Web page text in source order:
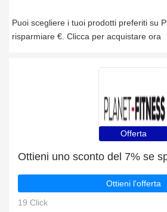
Puoi scegliere i tuoi prodotti preferiti su
risparmiare €. Clicca per acquistare ora
Offerta
Ottieni uno sconto del 7% se
Ottieni l'offerta
19 Click